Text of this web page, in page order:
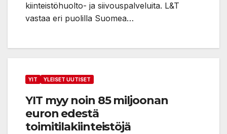
kiinteistöhuolto- ja siivouspalveluita. L&T
vastaa eri puolilla Suomea…
YIT YLEISET UUTISET
YIT myy noin 85 miljoonan
euron edestä
toimitilakiinteistöjä